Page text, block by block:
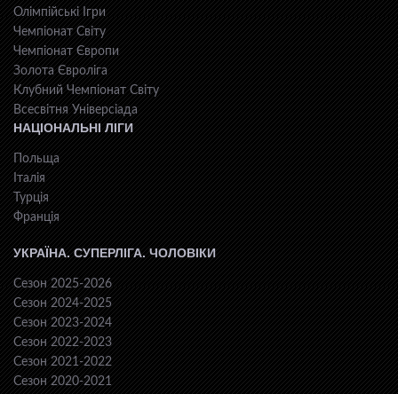
Олімпійські Ігри
Чемпіонат Світу
Чемпіонат Європи
Золота Євроліга
Клубний Чемпіонат Світу
Всесвiтня Унiверсiaда
НАЦІОНАЛЬНІ ЛІГИ
Польща
Італія
Турція
Франція
УКРАЇНА. СУПЕРЛІГА. ЧОЛОВІКИ
Сезон 2025-2026
Сезон 2024-2025
Сезон 2023-2024
Сезон 2022-2023
Сезон 2021-2022
Сезон 2020-2021